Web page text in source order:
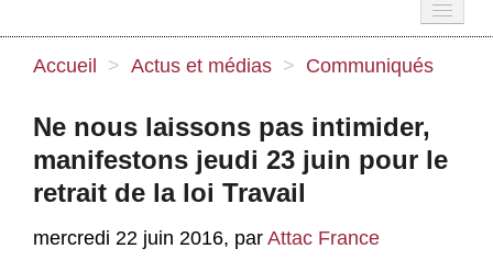
Nos idées
Se mobiliser
Publications
Accueil > Actus et médias > Communiqués
Ne nous laissons pas intimider,
manifestons jeudi 23 juin pour le
retrait de la loi Travail
mercredi 22 juin 2016, par Attac France